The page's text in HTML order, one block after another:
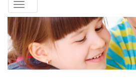
Toggle
navigation